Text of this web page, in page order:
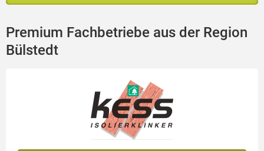
Premium Fachbetriebe aus der Region
Bülstedt